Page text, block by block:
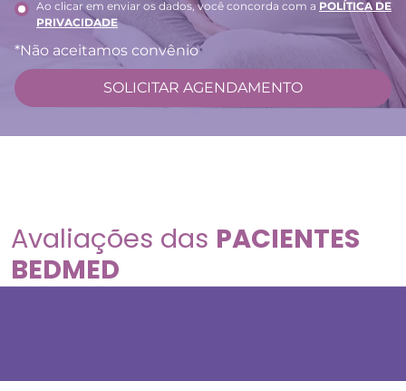
Ao clicar em enviar os dados, você concorda com a POLÍTICA DE
PRIVACIDADE
*Não aceitamos convênio
Avaliações das PACIENTES
BEDMED